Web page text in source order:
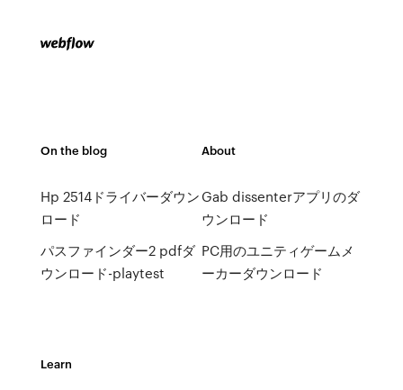
On the blog
Hp 2514ドライバーダウン
ロード
パスファインダー2 pdfダ
ウンロード-playtest
About
Gab dissenterアプリのダ
ウンロード
PC用のユニティゲームメ
ーカーダウンロード
Learn